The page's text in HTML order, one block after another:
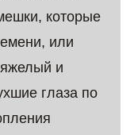
которые
или
и
глаза по